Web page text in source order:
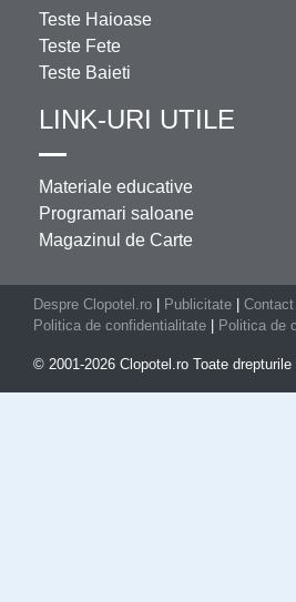
Teste Haioase
Teste Fete
Teste Baieti
LINK-URI UTILE
Materiale educative
Programari saloane
Magazinul de Carte
Despre Clopotel.ro | Publicitate | Contact
Politica de confidentialitate | Politica de
© 2001-2026 Clopotel.ro Toate drepturile